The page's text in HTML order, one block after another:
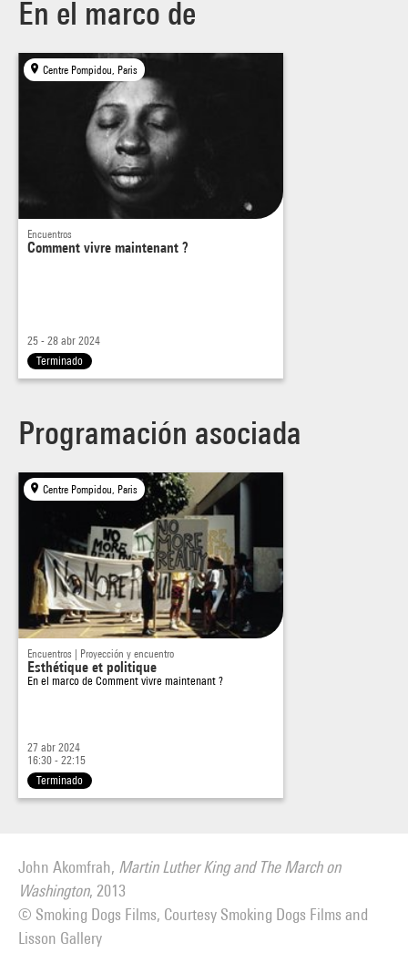
En el marco de
Centre Pompidou, Paris
Encuentros
Comment vivre maintenant ?
25 - 28 abr 2024
Terminado
Programación asociada
Centre Pompidou, Paris
Encuentros | Proyección y encuentro
Esthétique et politique
En el marco de Comment vivre maintenant ?
27 abr 2024
16:30 - 22:15
Terminado
John Akomfrah, Martin Luther King and The March on
Washington, 2013
© Smoking Dogs Films, Courtesy Smoking Dogs Films and
Lisson Gallery